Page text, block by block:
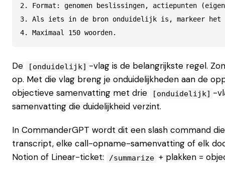
2. Format: genomen beslissingen, actiepunten
3. Als iets in de bron onduidelijk is, markeer
4. Maximaal 150 woorden.
De [onduidelijk] -vlag is de belangrijkste regel.
op. Met die vlag breng je onduidelijkheden aan de
objectieve samenvatting met drie
[onduidelijk] -
samenvatting die duidelijkheid verzint.
In CommanderGPT wordt dit een slash command
transcript, elke call-opname-samenvatting of elk
Notion of Linear-ticket:
/summarize + plakken =